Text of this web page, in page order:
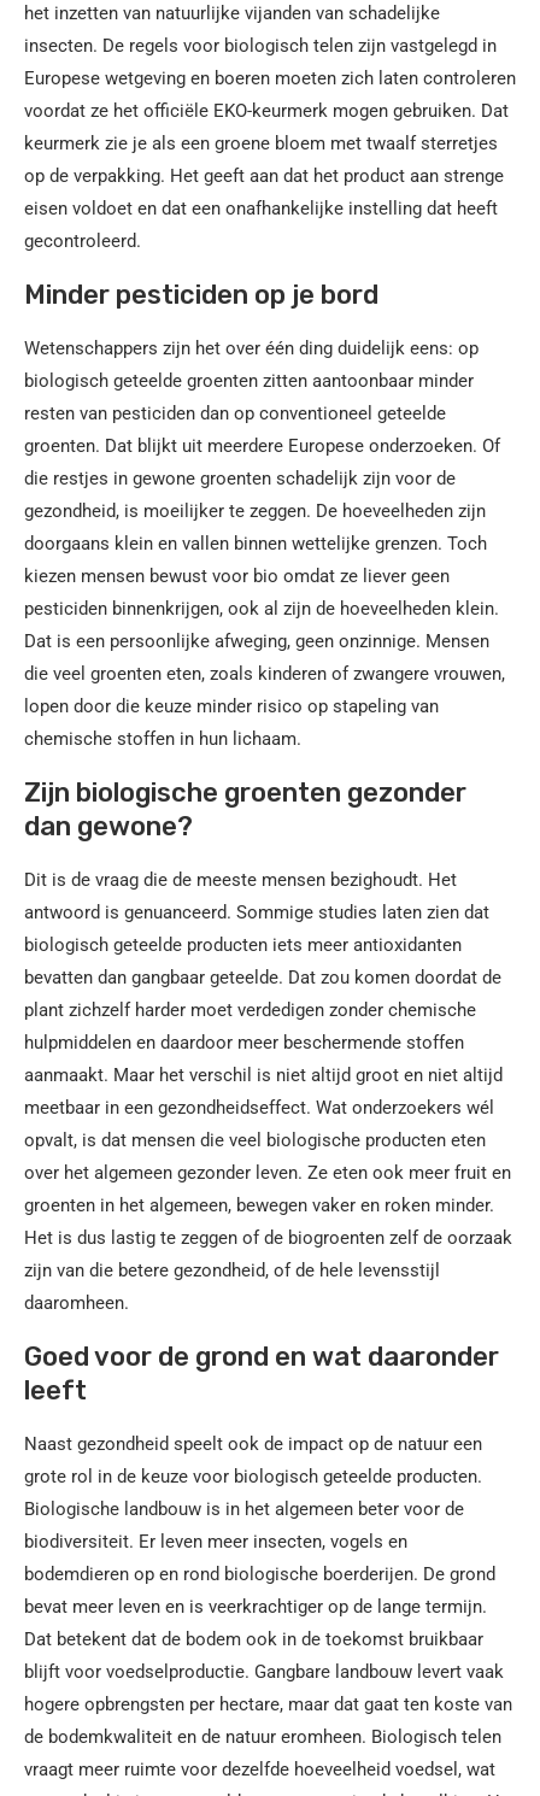
het inzetten van natuurlijke vijanden van schadelijke
insecten. De regels voor biologisch telen zijn vastgelegd in
Europese wetgeving en boeren moeten zich laten controleren
voordat ze het officiële EKO-keurmerk mogen gebruiken. Dat
keurmerk zie je als een groene bloem met twaalf sterretjes
op de verpakking. Het geeft aan dat het product aan strenge
eisen voldoet en dat een onafhankelijke instelling dat heeft
gecontroleerd.
Minder pesticiden op je bord
Wetenschappers zijn het over één ding duidelijk eens: op
biologisch geteelde groenten zitten aantoonbaar minder
resten van pesticiden dan op conventioneel geteelde
groenten. Dat blijkt uit meerdere Europese onderzoeken. Of
die restjes in gewone groenten schadelijk zijn voor de
gezondheid, is moeilijker te zeggen. De hoeveelheden zijn
doorgaans klein en vallen binnen wettelijke grenzen. Toch
kiezen mensen bewust voor bio omdat ze liever geen
pesticiden binnenkrijgen, ook al zijn de hoeveelheden klein.
Dat is een persoonlijke afweging, geen onzinnige. Mensen
die veel groenten eten, zoals kinderen of zwangere vrouwen,
lopen door die keuze minder risico op stapeling van
chemische stoffen in hun lichaam.
Zijn biologische groenten gezonder
dan gewone?
Dit is de vraag die de meeste mensen bezighoudt. Het
antwoord is genuanceerd. Sommige studies laten zien dat
biologisch geteelde producten iets meer antioxidanten
bevatten dan gangbaar geteelde. Dat zou komen doordat de
plant zichzelf harder moet verdedigen zonder chemische
hulpmiddelen en daardoor meer beschermende stoffen
aanmaakt. Maar het verschil is niet altijd groot en niet altijd
meetbaar in een gezondheidseffect. Wat onderzoekers wél
opvalt, is dat mensen die veel biologische producten eten
over het algemeen gezonder leven. Ze eten ook meer fruit en
groenten in het algemeen, bewegen vaker en roken minder.
Het is dus lastig te zeggen of de biogroenten zelf de oorzaak
zijn van die betere gezondheid, of de hele levensstijl
daaromheen.
Goed voor de grond en wat daaronder
leeft
Naast gezondheid speelt ook de impact op de natuur een
grote rol in de keuze voor biologisch geteelde producten.
Biologische landbouw is in het algemeen beter voor de
biodiversiteit. Er leven meer insecten, vogels en
bodemdieren op en rond biologische boerderijen. De grond
bevat meer leven en is veerkrachtiger op de lange termijn.
Dat betekent dat de bodem ook in de toekomst bruikbaar
blijft voor voedselproductie. Gangbare landbouw levert vaak
hogere opbrengsten per hectare, maar dat gaat ten koste van
de bodemkwaliteit en de natuur eromheen. Biologisch telen
vraagt meer ruimte voor dezelfde hoeveelheid voedsel, wat